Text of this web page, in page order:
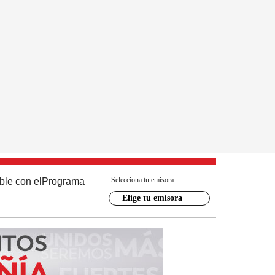
con el Programa Selecciona tu emisora
Elige tu emisora